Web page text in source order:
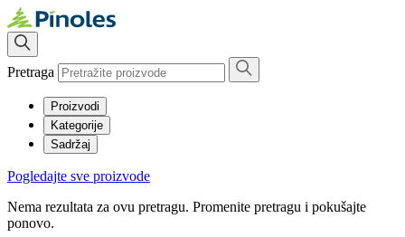
Pretraga
Proizvodi
Kategorije
Sadržaj
Pogledajte sve proizvode
Nema rezultata za ovu pretragu. Promenite pretragu i pokušajte
ponovo.